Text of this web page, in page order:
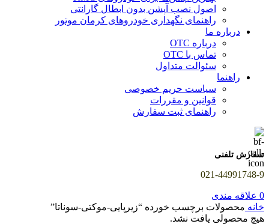
اصول نصب آپشن بدون ابطال گارانتی
راهنمای نگهداری خودروهای کرمان موتور
درباره ما
درباره OTC
تماس با OTC
سئوالت متداول
راهنما
سیاست حریم خصوصی
قوانین و مقررات
راهنمای ثبت سفارش
سفارش تلفنی
021-44991748-9
0 علاقه مندی
خانه محصولات برچسب خورده “زیرپایی-موکتی-سوناتا”
هیچ محصولی یافت نشد.